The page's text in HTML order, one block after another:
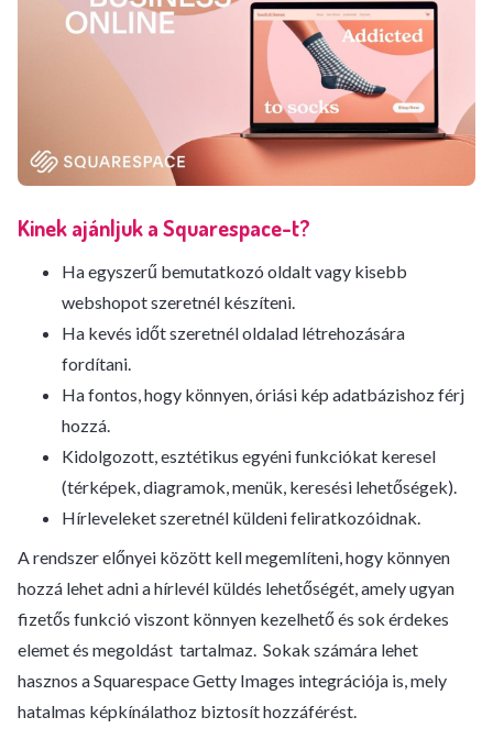
Kinek ajánljuk a Squarespace-t?
Ha egyszerű bemutatkozó oldalt vagy kisebb
webshopot szeretnél készíteni.
Ha kevés időt szeretnél oldalad létrehozására
fordítani.
Ha fontos, hogy könnyen, óriási kép adatbázishoz férj
hozzá.
Kidolgozott, esztétikus egyéni funkciókat keresel
(térképek, diagramok, menük, keresési lehetőségek).
Hírleveleket szeretnél küldeni feliratkozóidnak.
A rendszer előnyei között kell megemlíteni, hogy könnyen
hozzá lehet adni a hírlevél küldés lehetőségét, amely ugyan
fizetős funkció viszont könnyen kezelhető és sok érdekes
elemet és megoldást tartalmaz. Sokak számára lehet
hasznos a Squarespace Getty Images integrációja is, mely
hatalmas képkínálathoz biztosít hozzáférést.